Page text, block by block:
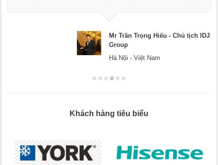
Mr Trần Trọng Hiếu - Chủ tịch IDJ
Group
Hà Nội - Việt Nam
Khách hàng tiêu biểu